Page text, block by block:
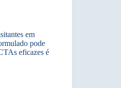
em
pode
eficazes é